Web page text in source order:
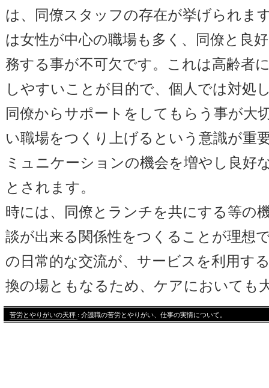
は、同僚スタッフの存在が挙げられま
は女性が中心の職場も多く、同僚と良
務する事が不可欠です。これは高齢者
しやすいことが目的で、個人では対処
同僚からサポートをしてもらう事が大
い職場をつくり上げるという意識が重
ミュニケーションの機会を増やし良好
とされます。
時には、同僚とランチを共にする等の
談が出来る関係性をつくることが理想
の日常的な交流が、サービスを利用す
換の場ともなるため、ケアにおいても
苦労とやりがいの天秤 : 介護職の苦労とやりがい、仕事の実情について。